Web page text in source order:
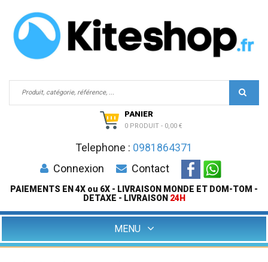
PANIER
0 PRODUIT - 0,00 €
Telephone : 0981864371
Connexion
Contact
PAIEMENTS EN 4X ou 6X - LIVRAISON MONDE ET DOM-TOM -
DETAXE - LIVRAISON 24H
MENU